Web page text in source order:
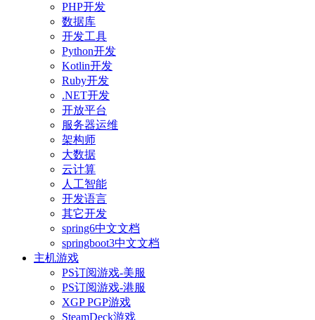
PHP开发
数据库
开发工具
Python开发
Kotlin开发
Ruby开发
.NET开发
开放平台
服务器运维
架构师
大数据
云计算
人工智能
开发语言
其它开发
spring6中文文档
springboot3中文文档
主机游戏
PS订阅游戏-美服
PS订阅游戏-港服
XGP PGP游戏
SteamDeck游戏